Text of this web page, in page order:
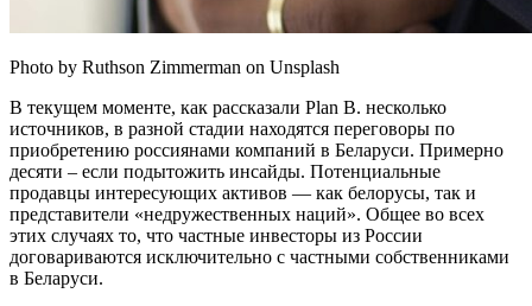
Photo by Ruthson Zimmerman on Unsplash
В текущем моменте, как рассказали Plan B. несколько
источников, в разной стадии находятся переговоры по
приобретению россиянами компаний в Беларуси. Примерно
десяти – если подытожить инсайды. Потенциальные
продавцы интересующих активов — как белорусы, так и
представители «недружественных наций». Общее во всех
этих случаях то, что частные инвесторы из России
договариваются исключительно с частными собственниками
в Беларуси.